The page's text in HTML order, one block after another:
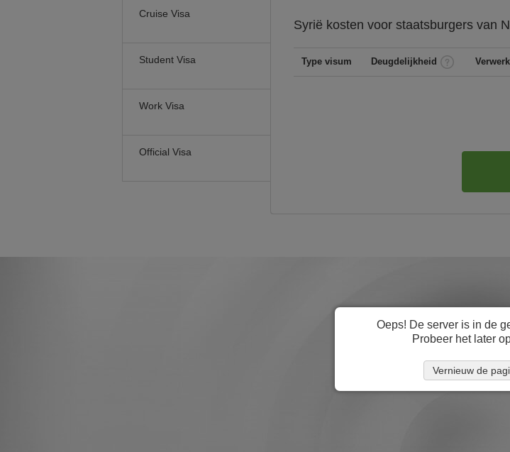
Cruise Visa
Student Visa
Work Visa
Official Visa
Syrië kosten voor staatsburgers van
Type visum Deugdelijkheid
Oeps! De server is in de
Probeer het later
Vernieuw de